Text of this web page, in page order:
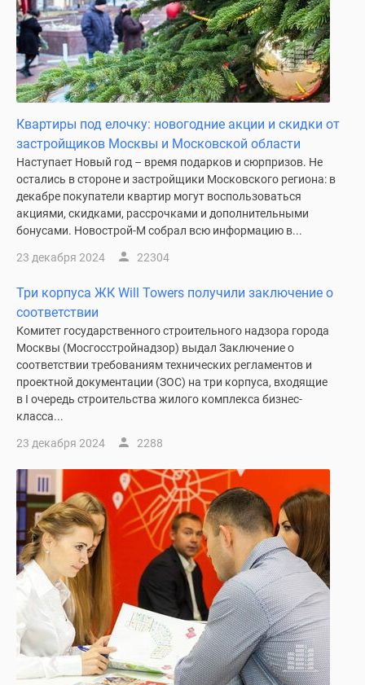
Квартиры под елочку: новогодние акции и скидки от
застройщиков Москвы и Московской области
Наступает Новый год – время подарков и сюрпризов. Не
остались в стороне и застройщики Московского региона: в
декабре покупатели квартир могут воспользоваться
акциями, скидками, рассрочками и дополнительными
бонусами. Новострой-М собрал всю информацию в...
23 декабря 2024 22304
Три корпуса ЖК Will Towers получили заключение о
соответствии
Комитет государственного строительного надзора города
Москвы (Мосгосстройнадзор) выдал Заключение о
соответствии требованиям технических регламентов и
проектной документации (ЗОС) на три корпуса, входящие
в I очередь строительства жилого комплекса бизнес-
класса...
23 декабря 2024 2288